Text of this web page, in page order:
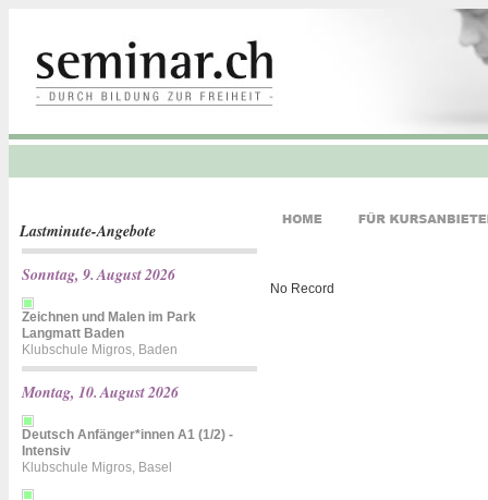
Lastminute-Angebote
Sonntag, 9. August 2026
Zeichnen und Malen im Park
Langmatt Baden
Klubschule Migros, Baden
Montag, 10. August 2026
Deutsch Anfänger*innen A1 (1/2) -
Intensiv
Klubschule Migros, Basel
No Record